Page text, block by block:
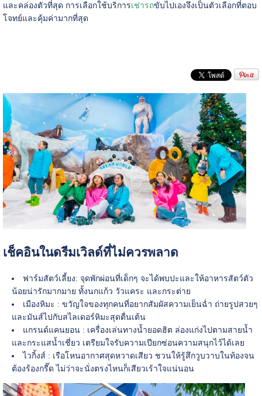
และคล่องตัวที่สุด การเลือกใช้บริการเช่ารถขับไปเองจึงเป็นตัวเลือกที่ตอบ
โจทย์และคุ้มค่ามากที่สุด
เช็คอินในดรีมเวิลด์ที่ไม่ควรพลาด
ฟาร์มสัตว์เลี้ยง: จุดพักผ่อนที่เด็กๆ จะได้พบปะและให้อาหารสัตว์ตัว
น้อยน่ารักมากมาย ทั้งนกแก้ว วัวแคระ และกระต่าย
เมืองหิมะ : ขวัญใจของทุกคนที่อยากสัมผัสความเย็นฉ่ำ ถ่ายรูปสวยๆ
และมันส์ไปกับสไลเดอร์หิมะสุดตื่นเต้น
แกรนด์แคนยอน : เครื่องเล่นทางน้ำยอดฮิต ล่องแก่งไปตามสายน้ำ
และกระแสน้ำเชี่ยว เตรียมใจรับความเปียกซ่อนความสนุกไว้ได้เลย
ไวกิ้งส์ : เรือโหนอากาศสุดหวาดเสียว ชวนให้รู้สึกวูบวาบในท้องจน
ต้องร้องกรี๊ด ไม่ว่าจะนั่งตรงไหนก็เสียวเร้าใจแน่นอน